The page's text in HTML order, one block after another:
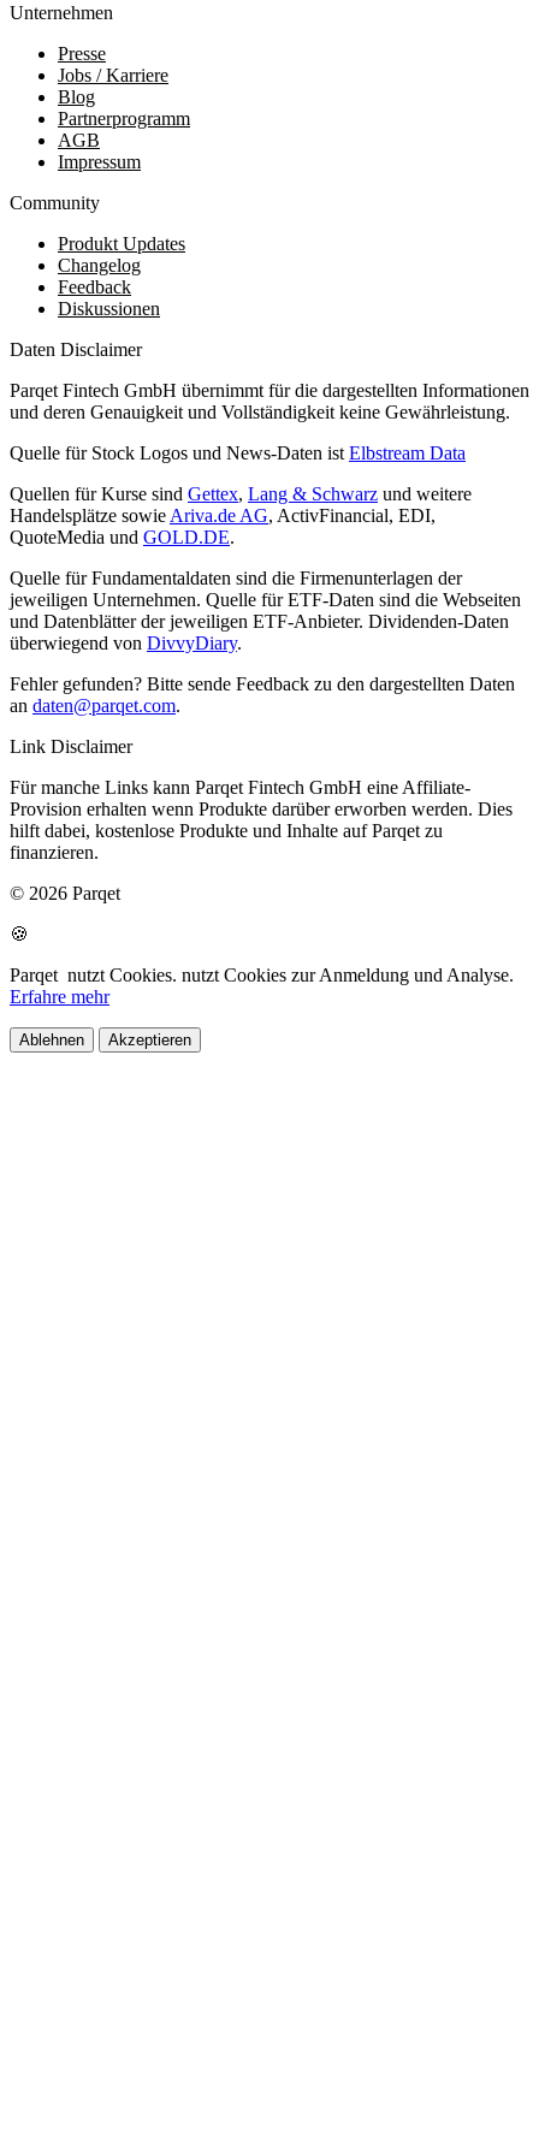
Unternehmen
Presse
Jobs / Karriere
Blog
Partnerprogramm
AGB
Impressum
Community
Produkt Updates
Changelog
Feedback
Diskussionen
Daten Disclaimer
Parqet Fintech GmbH übernimmt für die dargestellten Informationen
und deren Genauigkeit und Vollständigkeit keine Gewährleistung.
Quelle für Stock Logos und News-Daten ist Elbstream Data
Quellen für Kurse sind Gettex, Lang & Schwarz und weitere
Handelsplätze sowie Ariva.de AG, ActivFinancial, EDI,
QuoteMedia und GOLD.DE.
Quelle für Fundamentaldaten sind die Firmenunterlagen der
jeweiligen Unternehmen. Quelle für ETF-Daten sind die Webseiten
und Datenblätter der jeweiligen ETF-Anbieter. Dividenden-Daten
überwiegend von DivvyDiary.
Fehler gefunden? Bitte sende Feedback zu den dargestellten Daten
an daten@parqet.com.
Link Disclaimer
Für manche Links kann Parqet Fintech GmbH eine Affiliate-
Provision erhalten wenn Produkte darüber erworben werden. Dies
hilft dabei, kostenlose Produkte und Inhalte auf Parqet zu
finanzieren.
© 2026 Parqet
🍪
Parqet nutzt Cookies. nutzt Cookies zur Anmeldung und Analyse.
Erfahre mehr
Ablehnen Akzeptieren